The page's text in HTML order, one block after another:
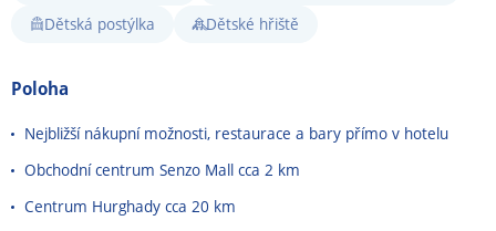
Dětská postýlka
Dětské hřiště
Poloha
Nejbližší nákupní možnosti, restaurace a bary přímo v hotelu
Obchodní centrum Senzo Mall cca 2 km
Centrum Hurghady cca 20 km